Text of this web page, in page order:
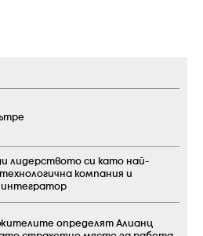
лидерството си като най-
компания и
определят Алианц